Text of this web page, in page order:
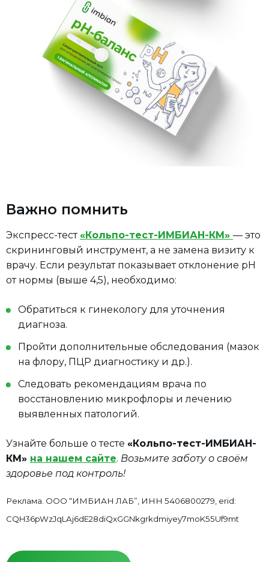
Важно помнить
Экспресс-тест«Кольпо-тест-ИМБИАН-КМ» — это
скрининговый инструмент, а не замена визиту к
врачу. Если результат показывает отклонение pH
от нормы (выше 4,5), необходимо:
Обратиться к гинекологу для уточнения
диагноза.
Пройти дополнительные обследования (мазок
на флору, ПЦР диагностику и др.).
Следовать рекомендациям врача по
восстановлению микрофлоры и лечению
выявленных патологий.
Узнайте больше о тесте «Кольпо-тест-ИМБИАН-
КМ» на нашем сайте. Возьмите заботу о своём
здоровье под контроль!
Реклама. ООО “ИМБИАН ЛАБ”, ИНН 5406800279, erid:
CQH36pWzJqLAj6dE28diQxGGNkgrkdmiyey7moK55Uf9mt